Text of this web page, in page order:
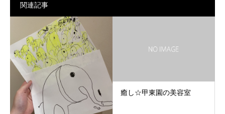
関連記事
癒し☆甲東園の美容室